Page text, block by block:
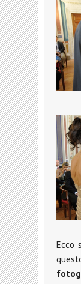
Ecco